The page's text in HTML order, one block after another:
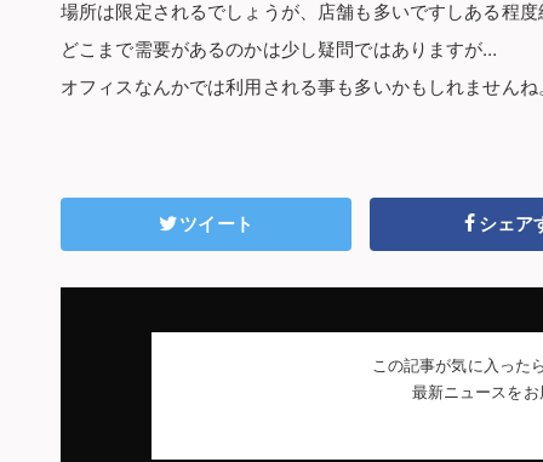
場所は限定されるでしょうが、店舗も多いですしある程
どこまで需要があるのかは少し疑問ではありますが…
オフィスなんかでは利用される事も多いかもしれませんね
ツイート シェア
この記事が気に入った
最新ニュースを